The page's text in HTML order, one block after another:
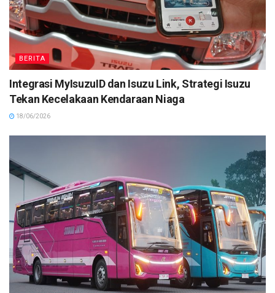
BERITA
Integrasi MyIsuzuID dan Isuzu Link, Strategi Isuzu
Tekan Kecelakaan Kendaraan Niaga
18/06/2026